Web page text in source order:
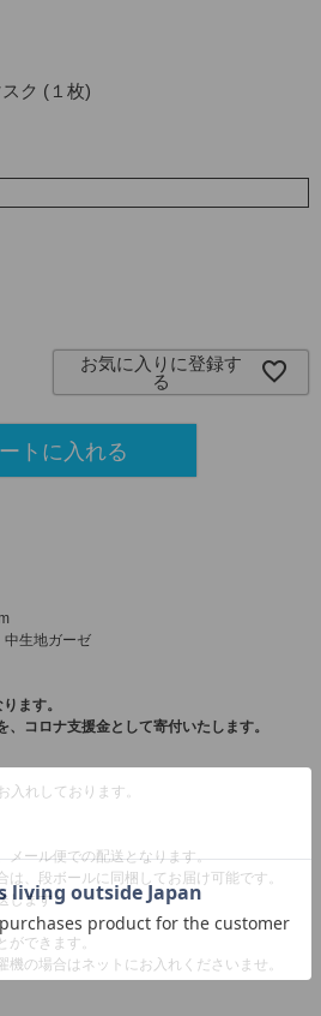
ク (１枚)
お気に入りに登録す
る
トに入れる
生地ガーゼ
ます。
、コロナ支援金として寄付いたします。
入れしております。
メール便での配送となります。
、段ボールに同梱してお届け可能です。
します
ができます。
の場合はネットにお入れくださいませ。